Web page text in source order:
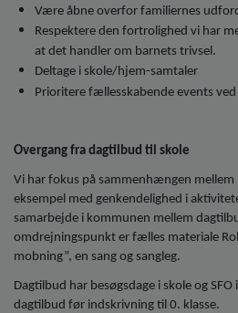
Være åbne overfor familiernes
Respektere den fortrolighed vi har
at det handler om barnets trivsel.
Deltage i skole/hjem-samtaler
Prioritere fællesskabende events
Overgang fra dagtilbud til skole
Vi har fokus på sammenhængen
eksempel med genkendelighed i
samarbejde i kommunen mellem
omdrejningspunkt er fælles materiale
mobning”, en sang og sangleg.
Dagtilbud har besøgsdage i skole og
dagtilbud før indskrivning til 0. klasse.